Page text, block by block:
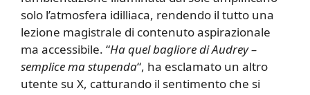
solo l’atmosfera idilliaca, rendendo il tutto una
lezione magistrale di contenuto aspirazionale
ma accessibile. “Ha quel bagliore di Audrey –
semplice ma stupenda“, ha esclamato un altro
utente su X, catturando il sentimento che si